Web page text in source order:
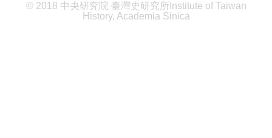
© 2018 中央研究院 臺灣史研究所Institute of Taiwan
History, Academia Sinica